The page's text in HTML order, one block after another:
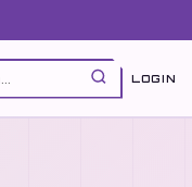
LOGIN